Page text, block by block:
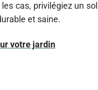
cas, privilégiez un sol
et saine.
votre jardin